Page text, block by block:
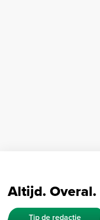
Altijd. Overal.
Tip de redactie